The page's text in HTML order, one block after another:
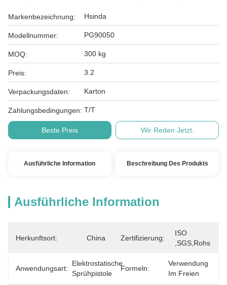
Markenbezeichnung: Hsinda
Modellnummer: PG90050
MOQ: 300 kg
Preis: 3.2
Verpackungsdaten: Karton
Zahlungsbedingungen: T/T
Beste Preis Wir Reden Jetzt.
Ausführliche Information Beschreibung Des Produkts
Ausführliche Information
Herkunftsort: China Zertifizierung:
ISO
,SGS,Rohs
Anwendungsart:
Elektrostatische
Sprühpistole
Formeln:
Verwendung
Im Freien